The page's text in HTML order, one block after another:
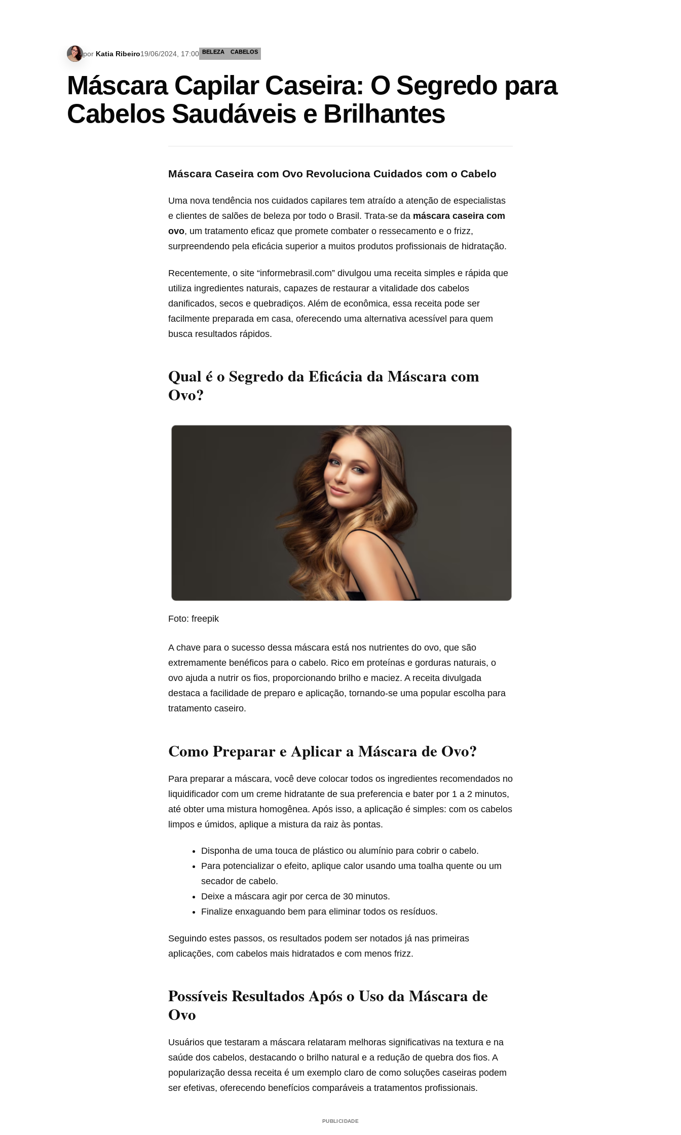
por Katia Ribeiro19/06/2024, 17:00 BELEZA CABELOS
Máscara Capilar Caseira: O Segredo para
Cabelos Saudáveis e Brilhantes
Máscara Caseira com Ovo Revoluciona Cuidados com o Cabelo
Uma nova tendência nos cuidados capilares tem atraído a atenção de especialistas
e clientes de salões de beleza por todo o Brasil. Trata-se da máscara caseira com
ovo, um tratamento eficaz que promete combater o ressecamento e o frizz,
surpreendendo pela eficácia superior a muitos produtos profissionais de hidratação.
Recentemente, o site “informebrasil.com” divulgou uma receita simples e rápida que
utiliza ingredientes naturais, capazes de restaurar a vitalidade dos cabelos
danificados, secos e quebradiços. Além de econômica, essa receita pode ser
facilmente preparada em casa, oferecendo uma alternativa acessível para quem
busca resultados rápidos.
Qual é o Segredo da Eficácia da Máscara com
Ovo?
Foto: freepik
A chave para o sucesso dessa máscara está nos nutrientes do ovo, que são
extremamente benéficos para o cabelo. Rico em proteínas e gorduras naturais, o
ovo ajuda a nutrir os fios, proporcionando brilho e maciez. A receita divulgada
destaca a facilidade de preparo e aplicação, tornando-se uma popular escolha para
tratamento caseiro.
Como Preparar e Aplicar a Máscara de Ovo?
Para preparar a máscara, você deve colocar todos os ingredientes recomendados no
liquidificador com um creme hidratante de sua preferencia e bater por 1 a 2 minutos,
até obter uma mistura homogênea. Após isso, a aplicação é simples: com os cabelos
limpos e úmidos, aplique a mistura da raiz às pontas.
Disponha de uma touca de plástico ou alumínio para cobrir o cabelo.
Para potencializar o efeito, aplique calor usando uma toalha quente ou um
secador de cabelo.
Deixe a máscara agir por cerca de 30 minutos.
Finalize enxaguando bem para eliminar todos os resíduos.
Seguindo estes passos, os resultados podem ser notados já nas primeiras
aplicações, com cabelos mais hidratados e com menos frizz.
Possíveis Resultados Após o Uso da Máscara de
Ovo
Usuários que testaram a máscara relataram melhoras significativas na textura e na
saúde dos cabelos, destacando o brilho natural e a redução de quebra dos fios. A
popularização dessa receita é um exemplo claro de como soluções caseiras podem
ser efetivas, oferecendo benefícios comparáveis a tratamentos profissionais.
PUBLICIDADE